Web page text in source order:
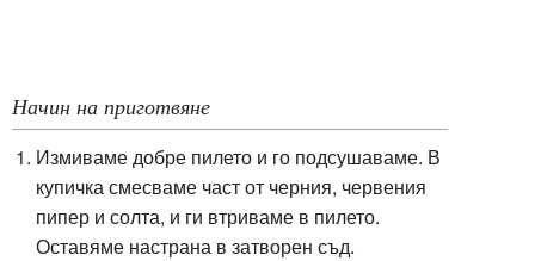
Начин на приготвяне
Измиваме добре пилето и го подсушаваме. В
купичка смесваме част от черния, червения
пипер и солта, и ги втриваме в пилето.
Оставяме настрана в затворен съд.